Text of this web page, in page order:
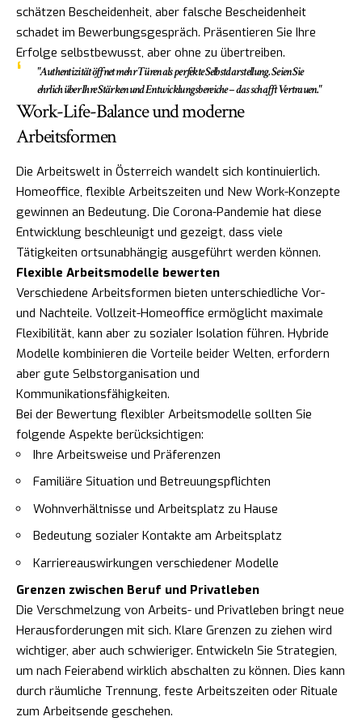
schätzen Bescheidenheit, aber falsche Bescheidenheit
schadet im Bewerbungsgespräch. Präsentieren Sie Ihre
Erfolge selbstbewusst, aber ohne zu übertreiben.
"Authentizität öffnet mehr Türen als perfekte Selbstdarstellung. Seien Sie
ehrlich über Ihre Stärken und Entwicklungsbereiche – das schafft Vertrauen."
Work-Life-Balance und moderne
Arbeitsformen
Die Arbeitswelt in Österreich wandelt sich kontinuierlich.
Homeoffice, flexible Arbeitszeiten und New Work-Konzepte
gewinnen an Bedeutung. Die Corona-Pandemie hat diese
Entwicklung beschleunigt und gezeigt, dass viele
Tätigkeiten ortsunabhängig ausgeführt werden können.
Flexible Arbeitsmodelle bewerten
Verschiedene Arbeitsformen bieten unterschiedliche Vor-
und Nachteile. Vollzeit-Homeoffice ermöglicht maximale
Flexibilität, kann aber zu sozialer Isolation führen. Hybride
Modelle kombinieren die Vorteile beider Welten, erfordern
aber gute Selbstorganisation und
Kommunikationsfähigkeiten.
Bei der Bewertung flexibler Arbeitsmodelle sollten Sie
folgende Aspekte berücksichtigen:
Ihre Arbeitsweise und Präferenzen
Familiäre Situation und Betreuungspflichten
Wohnverhältnisse und Arbeitsplatz zu Hause
Bedeutung sozialer Kontakte am Arbeitsplatz
Karriereauswirkungen verschiedener Modelle
Grenzen zwischen Beruf und Privatleben
Die Verschmelzung von Arbeits- und Privatleben bringt neue
Herausforderungen mit sich. Klare Grenzen zu ziehen wird
wichtiger, aber auch schwieriger. Entwickeln Sie Strategien,
um nach Feierabend wirklich abschalten zu können. Dies kann
durch räumliche Trennung, feste Arbeitszeiten oder Rituale
zum Arbeitsende geschehen.